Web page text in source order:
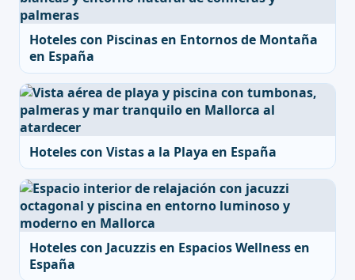
Hoteles con Piscinas en Entornos de Montaña
en España
Hoteles con Vistas a la Playa en España
Hoteles con Jacuzzis en Espacios Wellness en
España